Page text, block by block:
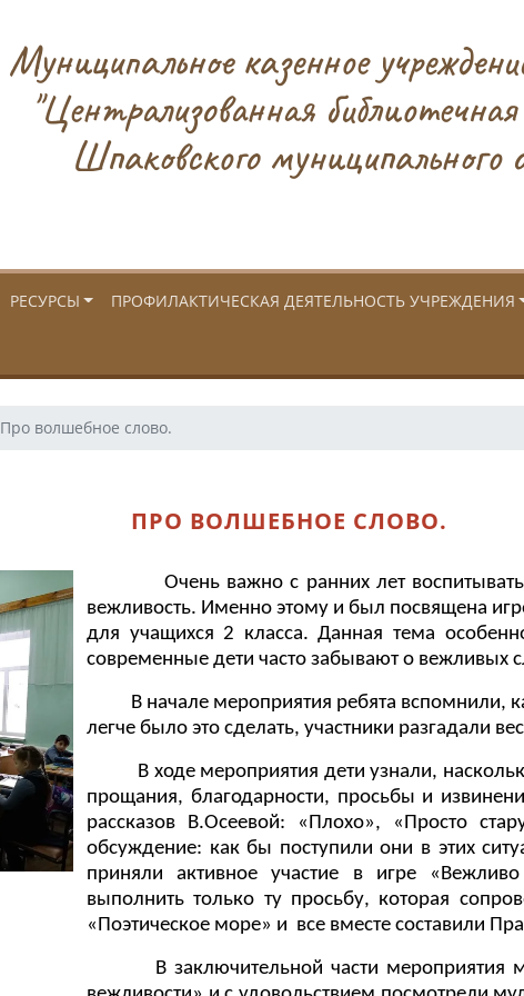
Муниципальное казенное
"Централизованная
Шпаковского муниципального
РЕСУРСЫ ПРОФИЛАКТИЧЕСКАЯ ДЕЯТЕЛЬНОСТЬ УЧРЕЖДЕНИЯ
Про волшебное слово.
ПРО ВОЛШЕБНОЕ СЛОВО.
Очень важно с ранних лет воспитывать в
вежливость. Именно этому и был посвящена
для учащихся 2 класса. Данная тема
современные дети часто забывают о вежливых
В начале мероприятия ребята вспомнили,
легче было это сделать, участники разгадали
В ходе мероприятия дети узнали,
прощания, благодарности, просьбы и
рассказов В.Осеевой: «Плохо», «Просто
обсуждение: как бы поступили они в этих
приняли активное участие в игре
выполнить только ту просьбу, которая
«Поэтическое море» и все вместе составили
В заключительной части мероприятия